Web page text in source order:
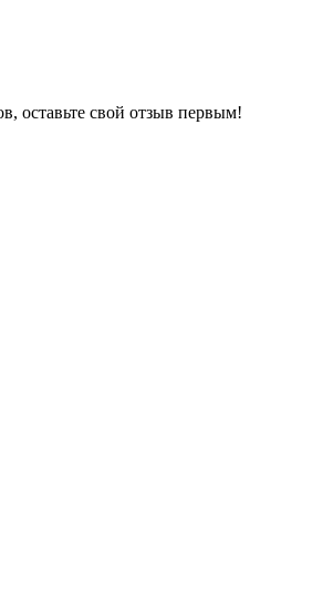
оставьте свой отзыв первым!